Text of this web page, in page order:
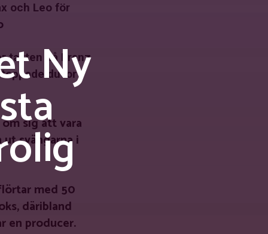
Ny
och Leo för
takten då Franz
duvor
sig att vara
svängarna i
med 50
däribland
en producer.